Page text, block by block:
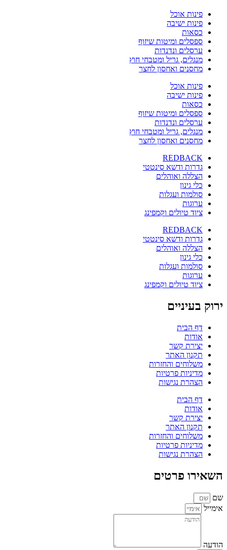
פינות אוכל
פינות ישיבה
כסאות
ספסלים ומיטות שיזוף
ערסלים ונדנדות
מנגלים, גריל ומטבחי חוץ
מחסנים ואחסון לחצר
פינות אוכל
פינות ישיבה
כסאות
ספסלים ומיטות שיזוף
ערסלים ונדנדות
מנגלים, גריל ומטבחי חוץ
מחסנים ואחסון לחצר
REDBACK
גדרות ודשא סינטטי
הצללה ואוהלים
כלי גינון
סולמות ועגלות
ערוגות
ציוד טיולים וקמפינג
REDBACK
גדרות ודשא סינטטי
הצללה ואוהלים
כלי גינון
סולמות ועגלות
ערוגות
ציוד טיולים וקמפינג
ירוק בעיניים
דף הבית
אודות
יצירת קשר
תקנון האתר
משלוחים והחזרות
מדיניות פרטיות
הצהרת נגישות
דף הבית
אודות
יצירת קשר
תקנון האתר
משלוחים והחזרות
מדיניות פרטיות
הצהרת נגישות
השאירו פרטים
שם
אימייל
הודעה